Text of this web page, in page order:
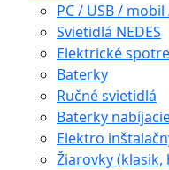
PC / USB /
Svietidlá NEDES
Elektrické
Baterky
Ručné svietidlá
Baterky
Elektro
Žiarovky